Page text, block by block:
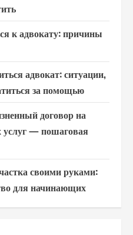
к адвокату: причины
адвокат: ситуации,
за помощью
договор на
услуг — пошаговая
своими руками:
для начинающих